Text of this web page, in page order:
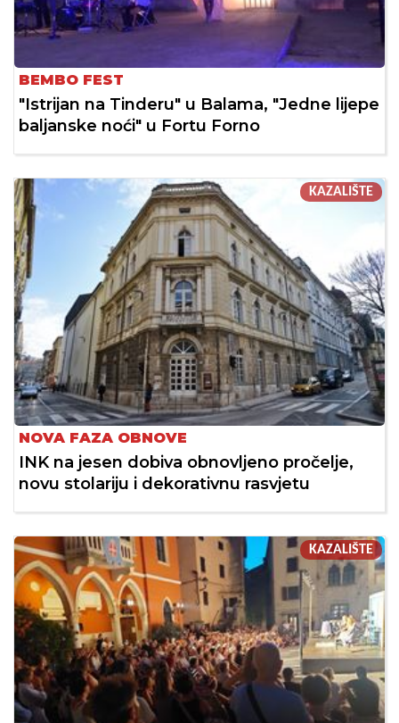
BEMBO FEST
"Istrijan na Tinderu" u Balama, "Jedne lijepe
baljanske noći" u Fortu Forno
KAZALIŠTE
NOVA FAZA OBNOVE
INK na jesen dobiva obnovljeno pročelje,
novu stolariju i dekorativnu rasvjetu
KAZALIŠTE